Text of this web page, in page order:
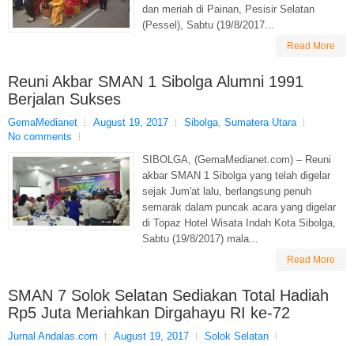
dan meriah di Painan, Pesisir Selatan
(Pessel), Sabtu (19/8/2017...
Read More
Reuni Akbar SMAN 1 Sibolga Alumni 1991
Berjalan Sukses
GemaMedianet August 19, 2017 Sibolga Sumatera Utara
No comments
SIBOLGA, (GemaMedianet.com) – Reuni
akbar SMAN 1 Sibolga yang telah digelar
sejak Jum'at lalu, berlangsung penuh
semarak dalam puncak acara yang digelar
di Topaz Hotel Wisata Indah Kota Sibolga,
Sabtu (19/8/2017) mala...
Read More
SMAN 7 Solok Selatan Sediakan Total Hadiah
Rp5 Juta Meriahkan Dirgahayu RI ke-72
Jurnal Andalas.com August 19, 2017
Solok Selatan